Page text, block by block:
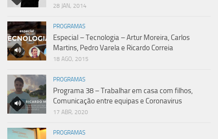
28 JAN, 2014
PROGRAMAS
Especial – Tecnologia – Artur Moreira, Carlos
Martins, Pedro Varela e Ricardo Correia
18 AGO, 2015
PROGRAMAS
Programa 38 – Trabalhar em casa com filhos,
Comunicação entre equipas e Coronavirus
17 ABR, 2020
PROGRAMAS